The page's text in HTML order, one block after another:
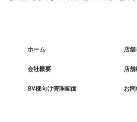
ホーム 店
会社概要 店
SV様向け管理画面 お